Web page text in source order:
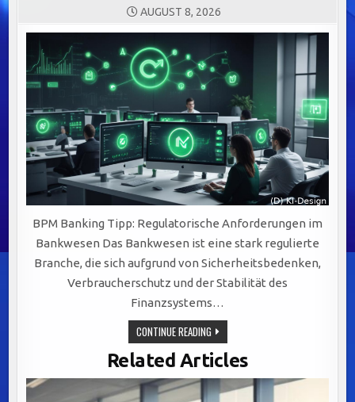
AUGUST 8, 2026
BPM Banking Tipp: Regulatorische Anforderungen im
Bankwesen Das Bankwesen ist eine stark regulierte
Branche, die sich aufgrund von Sicherheitsbedenken,
Verbraucherschutz und der Stabilität des
Finanzsystems…
CONTINUE READINGREGULATORISCHE
ANFORDERUNGEN
IM
BANKWESEN:
SCHLÜSSEL
ZU
EFFEKTIVEM
Related Articles